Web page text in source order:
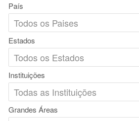
País
Estados
Instituições
Grandes Áreas